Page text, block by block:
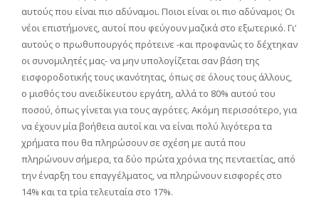
αυτούς που είναι πιο αδύναμοι. Ποιοι είναι οι πιο αδύναμοι; Οι
νέοι επιστήμονες, αυτοί που φεύγουν μαζικά στο εξωτερικό. Γι’
αυτούς ο πρωθυπουργός πρότεινε -και προφανώς το δέχτηκαν
οι συνομιλητές μας- να μην υπολογίζεται σαν βάση της
εισφοροδοτικής τους ικανότητας, όπως σε όλους τους άλλους,
ο μισθός του ανειδίκευτου εργάτη, αλλά το 80% αυτού του
ποσού, όπως γίνεται για τους αγρότες. Ακόμη περισσότερο, για
να έχουν μία βοήθεια αυτοί και να είναι πολύ λιγότερα τα
χρήματα που θα πληρώσουν σε σχέση με αυτά που
πληρώνουν σήμερα, τα δύο πρώτα χρόνια της πενταετίας, από
την έναρξη του επαγγέλματος, να πληρώνουν εισφορές στο
14% και τα τρία τελευταία στο 17%.